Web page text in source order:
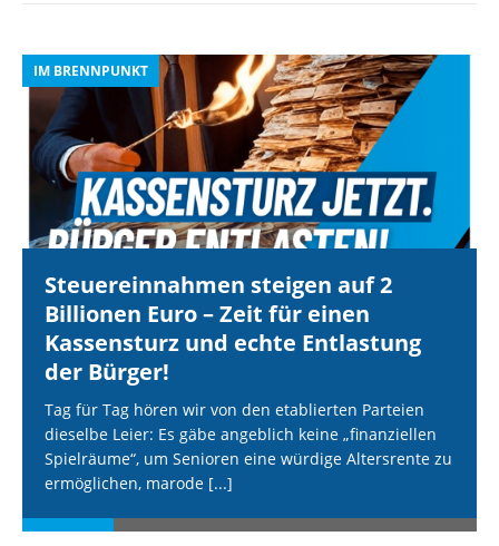
IM BRENNPUNKT
Steuereinnahmen steigen auf 2
Billionen Euro – Zeit für einen
Kassensturz und echte Entlastung
der Bürger!
Tag für Tag hören wir von den etablierten Parteien
dieselbe Leier: Es gäbe angeblich keine „finanziellen
Spielräume“, um Senioren eine würdige Altersrente zu
ermöglichen, marode [...]